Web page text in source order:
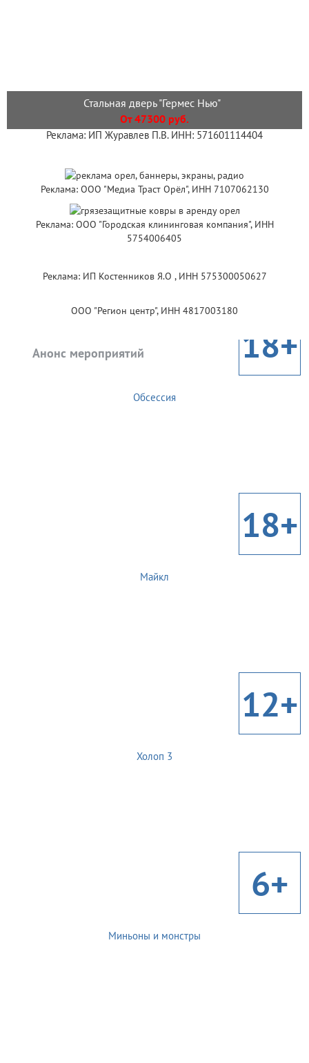
Стальная дверь "Гермес Нью"
От 47300 руб.
Реклама: ИП Журавлев П.В. ИНН: 571601114404
Реклама: ООО "Медиа Траст Орёл", ИНН 7107062130
Реклама: ООО "Городская клининговая компания", ИНН
5754006405
Реклама: ИП Костенников Я.О , ИНН 575300050627
ООО "Регион центр", ИНН 4817003180
Анонс мероприятий 18+
Обсессия
18+
Майкл
12+
Холоп 3
6+
Миньоны и монстры